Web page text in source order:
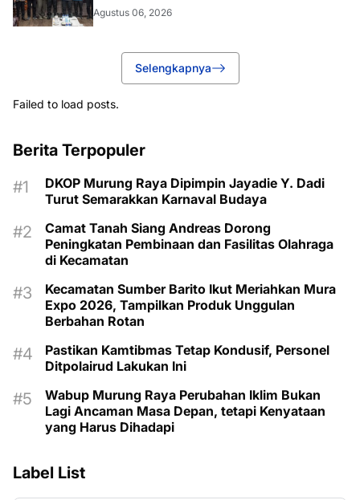
Agustus 06, 2026
Selengkapnya
Failed to load posts.
Berita Terpopuler
DKOP Murung Raya Dipimpin Jayadie Y. Dadi
Turut Semarakkan Karnaval Budaya
Camat Tanah Siang Andreas Dorong
Peningkatan Pembinaan dan Fasilitas Olahraga
di Kecamatan
Kecamatan Sumber Barito Ikut Meriahkan Mura
Expo 2026, Tampilkan Produk Unggulan
Berbahan Rotan
Pastikan Kamtibmas Tetap Kondusif, Personel
Ditpolairud Lakukan Ini
Wabup Murung Raya Perubahan Iklim Bukan
Lagi Ancaman Masa Depan, tetapi Kenyataan
yang Harus Dihadapi
Label List